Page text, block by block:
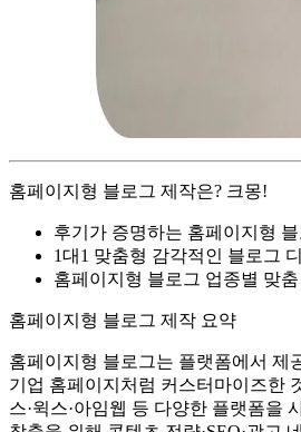
홈페이지형 블로그 제작은? 크몽!
후기가 증명하는 홈페이지형
1대1 맞춤형 감각적인 블로그
홈페이지형 블로그 업종별 맞
홈페이지형 블로그 제작 요약
홈페이지형 블로그는 플랫폼에서 제
기업 홈페이지처럼 커스터마이즈한
스·윅스·아임웹 등 다양한 플랫폼을